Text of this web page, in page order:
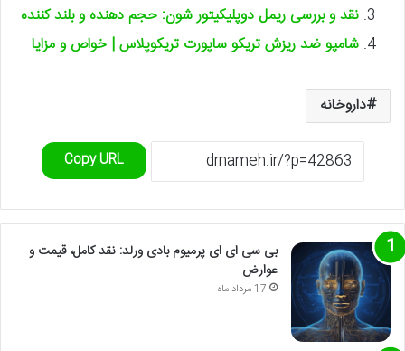
نقد و بررسی ریمل دوپلیکیتور شون: حجم دهنده و بلند کننده
شامپو ضد ریزش تریکو ساپورت تریکوپلاس | خواص و مزایا
داروخانه
Copy URL
بی سی ای ای پرمیوم بادی ورلد: نقد کامل، قیمت و
عوارض
17 مرداد ماه